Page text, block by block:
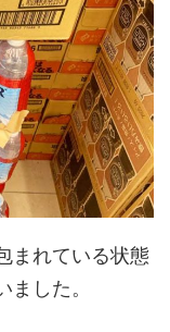
まれている状態
した。